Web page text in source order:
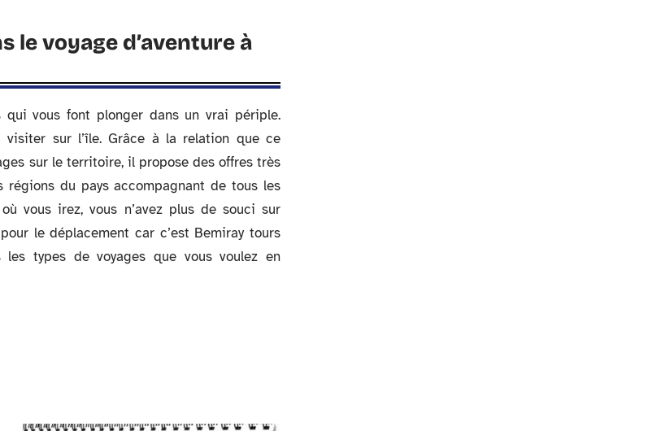
le voyage d’aventure à
qui vous font plonger dans un vrai périple.
sur l’île. Grâce à la relation que ce
sur le territoire, il propose des offres très
du pays accompagnant de tous les
vous irez, vous n’avez plus de souci sur
le déplacement car c’est Bemiray tours
types de voyages que vous voulez en